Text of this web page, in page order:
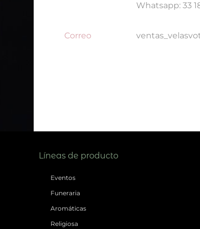
Whatsapp: 33
Correo
Líneas de producto
Eventos
Funeraria
Aromáticas
Religiosa